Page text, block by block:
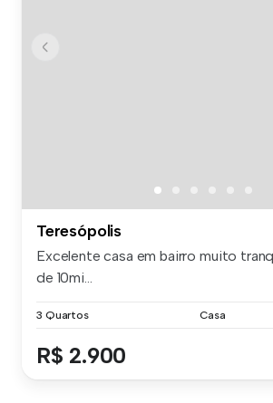
Teresópolis
Excelente casa em bairro muito
de 10mi...
3 Quartos Casa
R$ 2.900